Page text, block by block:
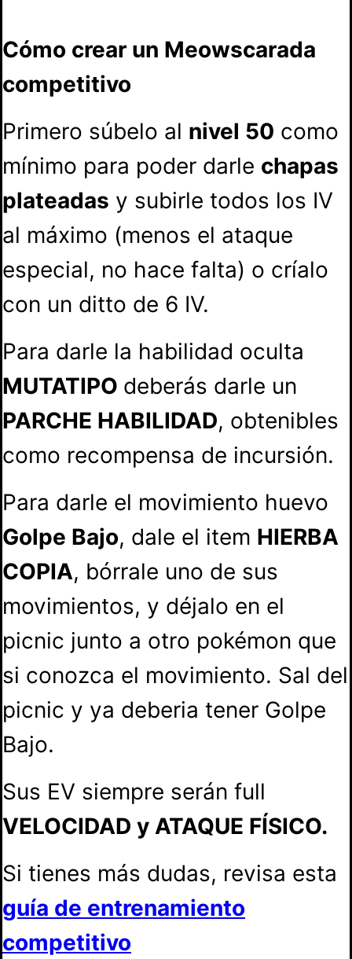
Cómo crear un Meowscarada
competitivo
Primero súbelo al nivel 50 como
mínimo para poder darle chapas
plateadas y subirle todos los IV
al máximo (menos el ataque
especial, no hace falta) o críalo
con un ditto de 6 IV.
Para darle la habilidad oculta
MUTATIPO deberás darle un
PARCHE HABILIDAD, obtenibles
como recompensa de incursión.
Para darle el movimiento huevo
Golpe Bajo, dale el item HIERBA
COPIA, bórrale uno de sus
movimientos, y déjalo en el
picnic junto a otro pokémon que
si conozca el movimiento. Sal del
picnic y ya deberia tener Golpe
Bajo.
Sus EV siempre serán full
VELOCIDAD y ATAQUE FÍSICO.
Si tienes más dudas, revisa esta
guía de entrenamiento
competitivo